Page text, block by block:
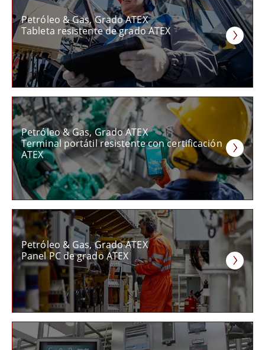
Petróleo & Gas, Grado ATEX
Tableta resistente de grado ATEX
Petróleo & Gas, Grado ATEX
Terminal portátil resistente con certificación
ATEX
Petróleo & Gas, Grado ATEX
Panel PC de grado ATEX